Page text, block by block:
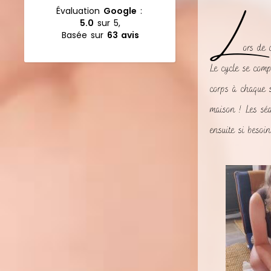
Clemence et son
bain thérapeutique.
À s'offrir ou à se
faire offrir sans
1000 mercis
Clémence pour ce
bel instant de
"douce heure" dans
Évaluation Google :
5.0 sur 5,
Basée sur 63 avis L ors de
Le cycle se
corps à chaque
maison ! Les
ensuite si